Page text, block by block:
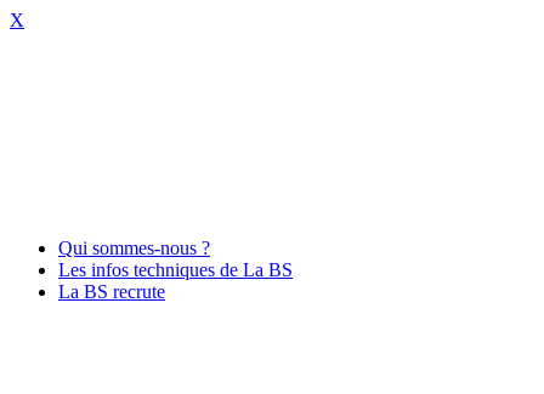
X
Qui sommes-nous ?
Les infos techniques de La BS
La BS recrute